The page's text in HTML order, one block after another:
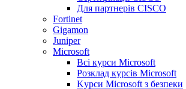
Для партнерів CISCO
Fortinet
Gigamon
Juniper
Microsoft
Всі курси Microsoft
Розклад курсів Microsoft
Kyрси Microsoft з безпеки